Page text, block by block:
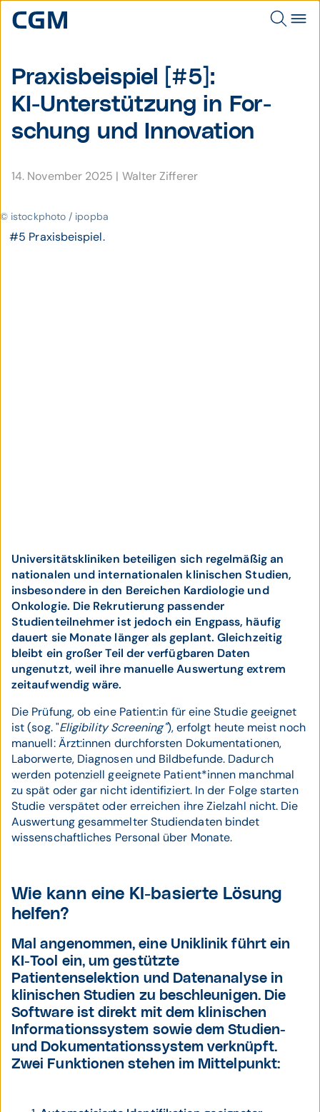
Praxis­beispiel [#5]:
KI-Unter­stützung in For­
schung und Inno­vation
14. November 2025 | Walter Zifferer
© istockphoto / ipopba
#5 Praxisbeispiel.
Universitätskliniken beteiligen sich regelmäßig an
nationalen und internationalen klinischen Studien,
insbesondere in den Bereichen Kardiologie und
Onkologie. Die Rekrutierung passender
Studienteilnehmer ist jedoch ein Engpass, häufig
dauert sie Monate länger als geplant. Gleichzeitig
bleibt ein großer Teil der verfügbaren Daten
ungenutzt, weil ihre manuelle Auswertung extrem
zeitaufwendig wäre.
Die Prüfung, ob eine Patient:in für eine Studie geeignet
ist (sog. "Eligibility Screening"), erfolgt heute meist noch
manuell: Ärzt:innen durchforsten Dokumentationen,
Laborwerte, Diagnosen und Bildbefunde. Dadurch
werden potenziell geeignete Patient*innen manchmal
zu spät oder gar nicht identifiziert. In der Folge starten
Studie verspätet oder erreichen ihre Zielzahl nicht. Die
Auswertung gesammelter Studiendaten bindet
wissenschaftliches Personal über Monate.
Wie kann eine KI-basierte Lösung
helfen?
Mal angenommen, eine Uniklinik führt ein
KI-Tool ein, um gestützte
Patientenselektion und Datenanalyse in
klinischen Studien zu beschleunigen. Die
Software ist direkt mit dem klinischen
Informationssystem sowie dem Studien-
und Dokumentationssystem verknüpft.
Zwei Funktionen stehen im Mittelpunkt: